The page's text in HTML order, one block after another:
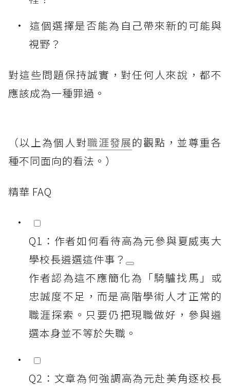
這個選擇是否能為自己帶來新的可能與
視野？
對這些問題保持誠實，對任何人來說，都不
應該成為一種罪過。
（以上為個人對職涯發展的觀點，並尊重各
種不同面向的看法。）
精華 FAQ
Q1：作者如何看待高為元參與夏威夷大
學校長遴選這件事？
作者認為這不應簡化為「騎驢找馬」或
忠誠度不足，而是高階學術人才正常的
職涯探索。只要仍把現職做好，參與遴
選本身並不等於失職。
Q2：文章為何強調高為元赴美角逐校長